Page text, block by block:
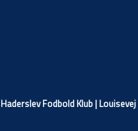
Haderslev Fodbold Klub | Louisevej